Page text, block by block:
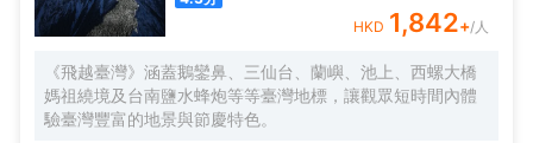
HKD 1,842+/人
《飛越臺灣》涵蓋鵝鑾鼻、三仙台、蘭嶼、池上、西螺大橋
媽祖繞境及台南鹽水蜂炮等等臺灣地標，讓觀眾短時間內體
驗臺灣豐富的地景與節慶特色。